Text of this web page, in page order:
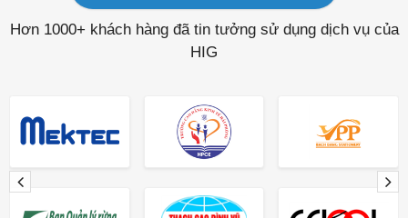
Hơn 1000+ khách hàng đã tin tưởng sử dụng dịch vụ của
HIG